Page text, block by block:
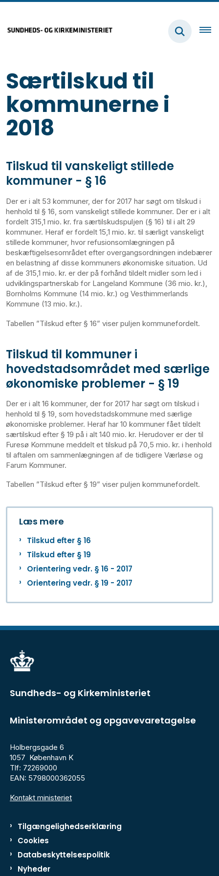
Særtilskud til
kommunerne i
2018
Tilskud til vanskeligt stillede
kommuner - § 16
Der er i alt 53 kommuner, der for 2017 har søgt om tilskud i
henhold til § 16, som vanskeligt stillede kommuner. Der er i alt
fordelt 315,1 mio. kr. fra særtilskudspuljen (§ 16) til i alt 29
kommuner. Heraf er fordelt 15,1 mio. kr. til særligt vanskeligt
stillede kommuner, hvor refusionsomlægningen på
beskæftigelsesområdet efter overgangsordningen indebærer
en belastning af disse kommuners økonomiske situation. Ud
af de 315,1 mio. kr. er der på forhånd tildelt midler som led i
udviklingspartnerskab for Langeland Kommune (36 mio. kr.),
Bornholms Kommune (14 mio. kr.) og Vesthimmerlands
Kommune (13 mio. kr.).
Tabellen ”Tilskud efter § 16” viser puljen kommunefordelt.
Tilskud til kommuner i
hovedstadsområdet med særlige
økonomiske problemer - § 19
Der er i alt 16 kommuner, der for 2017 har søgt om tilskud i
henhold til § 19, som hovedstadskommune med særlige
økonomiske problemer. Heraf har 10 kommuner fået tildelt
særtilskud efter § 19 på i alt 140 mio. kr. Herudover er der til
Furesø Kommune meddelt et tilskud på 70,5 mio. kr. i henhold
til aftalen om sammenlægningen af de tidligere Værløse og
Farum Kommuner.
Tabellen ”Tilskud efter § 19” viser puljen kommunefordelt.
Læs mere
Tilskud efter § 16
Tilskud efter § 19
Orientering vedr. § 16 - 2017
Orientering vedr. § 19 - 2017
Sundheds- og Kirkeministeriet
Ministerområdet og opgavevaretagelse
Holbergsgade 6
1057 København K
Tlf: 72269000
EAN: 5798000362055
Kontakt ministeriet
Tilgængelighedserklæring
Cookies
Databeskyttelsespolitik
Nyheder